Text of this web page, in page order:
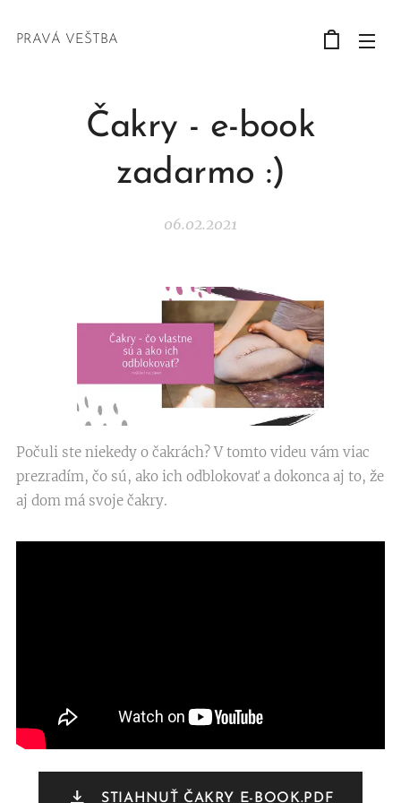
PRAVÁ VEŠTBA
Čakry - e-book
zadarmo :)
06.02.2021
Počuli ste niekedy o čakrách? V tomto videu vám viac
prezradím, čo sú, ako ich odblokovať a dokonca aj to, že
aj dom má svoje čakry.
STIAHNUŤ ČAKRY E-BOOK.PDF